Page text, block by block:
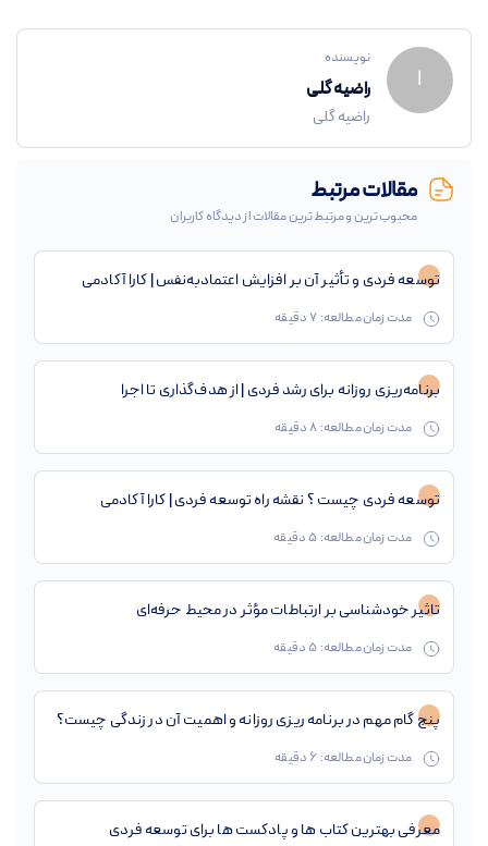
ا
نویسنده
راضیه گلی
راضیه گلی
مقالات مرتبط
محبوب ترین و مرتبط ترین مقالات از دیدگاه کاربران
توسعه فردی و تأثیر آن بر افزایش اعتمادبه‌نفس | کارا آکادمی
مدت زمان مطالعه: 7دقیقه
برنامه‌ریزی روزانه برای رشد فردی | از هدف‌گذاری تا اجرا
مدت زمان مطالعه: 8دقیقه
توسعه فردی چیست ؟ نقشه راه توسعه فردی | کارا آکادمی
مدت زمان مطالعه: 5دقیقه
تاثیر خودشناسی بر ارتباطات مؤثر در محیط حرفه‌ای
مدت زمان مطالعه: 5دقیقه
پنج گام مهم در برنامه ریزی روزانه و اهمیت آن در زندگی چیست؟
مدت زمان مطالعه: 6 دقیقه
معرفی بهترین کتاب ها و پادکست ها برای توسعه فردی